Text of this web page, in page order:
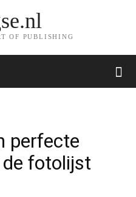
OF PUBLISHING
perfecte
fotolijst